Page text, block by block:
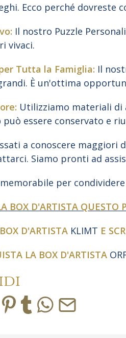
Ecco perché dovreste
Il nostro Puzzle
vivaci.
Tutta la Famiglia: Il
È un'ottima
Utilizziamo materiali di
può essere conservato e
a conoscere
Siamo pronti ad
per
BOX D'ARTISTA
D'ARTISTA KLIMT E
LA BOX D'ARTISTA